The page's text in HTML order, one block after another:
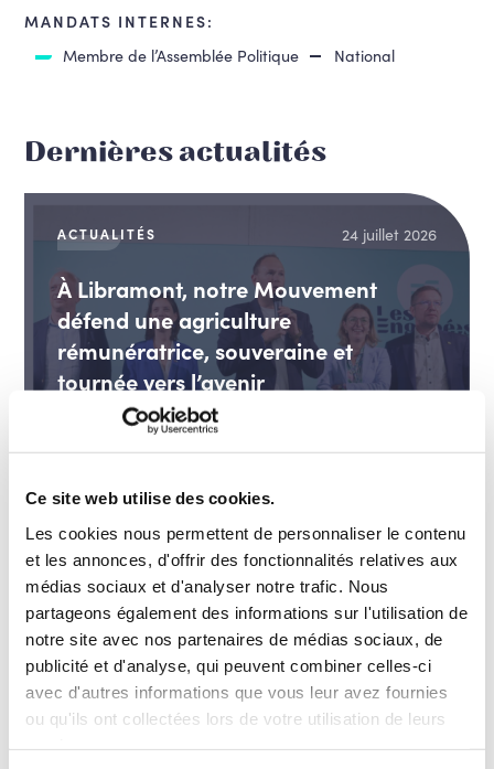
Ce site web utilise des cookies.
Les cookies nous permettent de personnaliser le contenu
et les annonces, d'offrir des fonctionnalités relatives aux
médias sociaux et d'analyser notre trafic. Nous
partageons également des informations sur l'utilisation de
notre site avec nos partenaires de médias sociaux, de
publicité et d'analyse, qui peuvent combiner celles-ci
avec d'autres informations que vous leur avez fournies
ou qu'ils ont collectées lors de votre utilisation de leurs
MANDATS INTERNES:
Membre de l’Assemblée Politique
National
Dernières actualités
ACTUALITÉS 24 juillet 2026
À Libramont, notre Mouvement
défend une agriculture
rémunératrice, souveraine et
tournée vers l’avenir
Agriculture et ruralité
EN SAVOIR PLUS
ACTUALITÉS 20 juillet 2026
40 % de femmes minimum dans les
hautes fonctions fédérales dès 2027
Efficacité des organisations et des politiques
publiques, fonction publique
EN SAVOIR PLUS